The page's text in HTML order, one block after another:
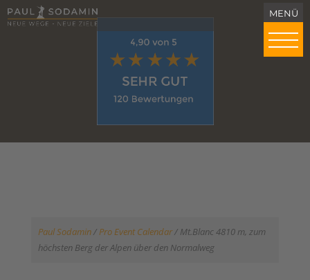
Paul Sodamin/Pro Event Calendar/ Mt.Blanc 4810 m, zum
höchsten Berg der Alpen über den Normalweg